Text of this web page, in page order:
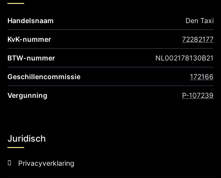
Handelsnaam Den Taxi
KvK-nummer 72282177
BTW-nummer NL002178130B21
Geschillencommissie 172166
Vergunning P-107239
Juridisch
Privacyverklaring